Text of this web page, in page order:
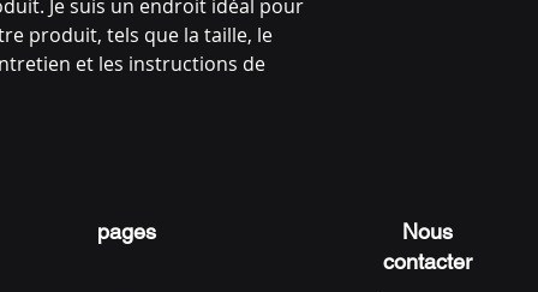
Je suis un endroit idéal pour
produit, tels que la taille, le
et les instructions de
pages
Nous
contacter